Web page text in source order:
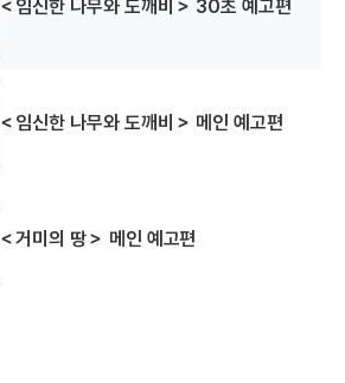
＜임신한 나무와 도깨비＞ 30초 예고편
＜임신한 나무와 도깨비＞ 메인 예고편
＜거미의 땅＞ 메인 예고편